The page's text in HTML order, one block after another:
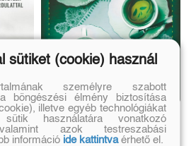
A Listerdale-rejtély
sütiket (cookie) használ
személyre szabott
böngészési élmény biztosítása
illetve egyéb technológiákat
használatára vonatkozó
azok testreszabási
információ ide kattintvaérhető el.